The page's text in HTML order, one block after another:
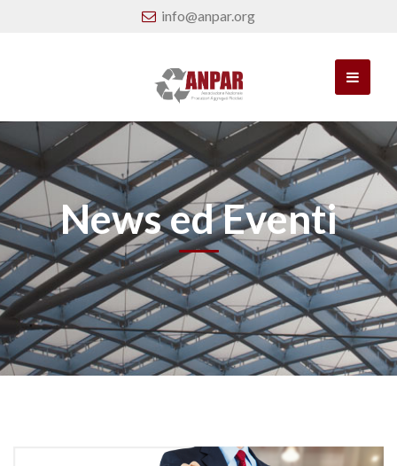
info@anpar.org
News ed Eventi